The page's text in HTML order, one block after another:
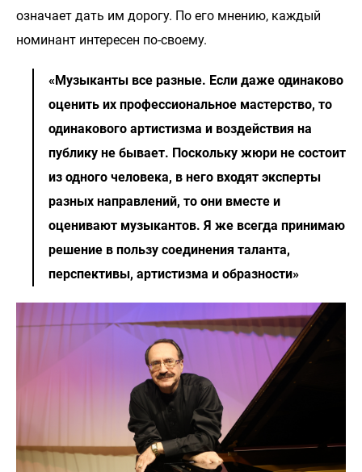
означает дать им дорогу. По его мнению, каждый
номинант интересен по-своему.
«Музыканты все разные. Если даже одинаково
оценить их профессиональное мастерство, то
одинакового артистизма и воздействия на
публику не бывает. Поскольку жюри не состоит
из одного человека, в него входят эксперты
разных направлений, то они вместе и
оценивают музыкантов. Я же всегда принимаю
решение в пользу соединения таланта,
перспективы, артистизма и образности»